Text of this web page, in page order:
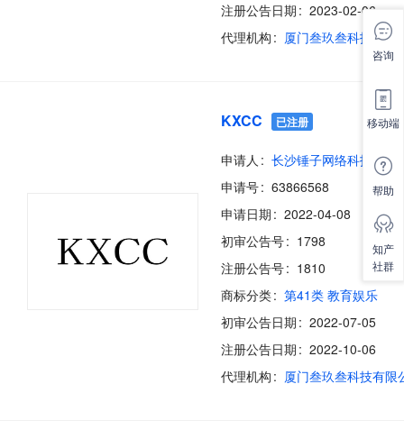
注册公告日期
2023-02-06
代理机构
厦门叁玖叁科技有限
KXCC 已注册
申请人
长沙锤子网络科技有限
申请号
63866568
申请日期
2022-04-08
初审公告号
1798
注册公告号
1810
商标分类
第41类 教育娱乐
初审公告日期
2022-07-05
注册公告日期
2022-10-06
代理机构
厦门叁玖叁科技有限
咨询
移动端
帮助
知产
社群